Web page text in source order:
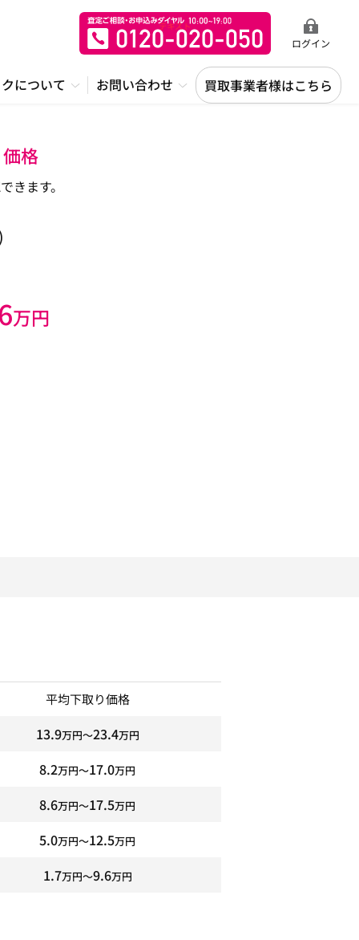
ログイン
について お問い合わせ 買取事業者様はこちら
格
きます。
万円
平均下取り価格
13.9万円〜23.4万円
8.2万円〜17.0万円
8.6万円〜17.5万円
5.0万円〜12.5万円
1.7万円〜9.6万円